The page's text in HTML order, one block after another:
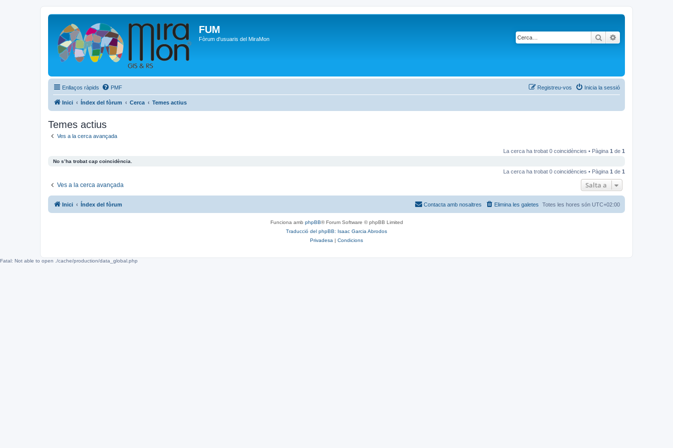
FUM
Fòrum d'usuaris del MiraMon Cerca
Enllaços ràpids PMF Inicia la sessió
Registreu-vos
Inici Índex del fòrum Cerca Temes actius
Temes actius
Ves a la cerca avançada
La cerca ha trobat 0 coincidències • Pàgina 1 de 1
No s’ha trobat cap coincidència.
La cerca ha trobat 0 coincidències • Pàgina 1 de 1
Ves a la cerca avançada Salta a
Inici Índex del fòrum Totes les hores són UTC+02:00
Elimina les galetes
Contacta amb nosaltres
Funciona amb phpBB® Forum Software © phpBB Limited
Traducció del phpBB: Isaac Garcia Abrodos
Privadesa | Condicions
Fatal: Not able to open ./cache/production/data_global.php